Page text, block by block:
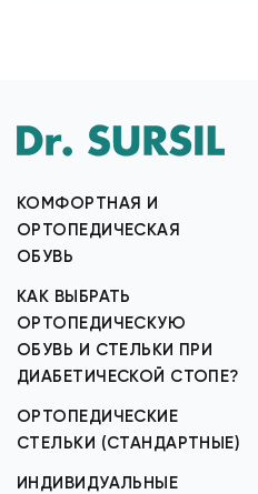
КОМФОРТНАЯ И
ОРТОПЕДИЧЕСКАЯ
ОБУВЬ
КАК ВЫБРАТЬ
ОРТОПЕДИЧЕСКУЮ
ОБУВЬ И СТЕЛЬКИ ПРИ
ДИАБЕТИЧЕСКОЙ СТОПЕ?
ОРТОПЕДИЧЕСКИЕ
СТЕЛЬКИ (СТАНДАРТНЫЕ)
ИНДИВИДУАЛЬНЫЕ